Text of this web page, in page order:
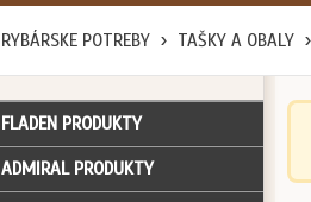
RYBÁRSKE POTREBY TAŠKY A OBALY
FLADEN PRODUKTY
ADMIRAL PRODUKTY